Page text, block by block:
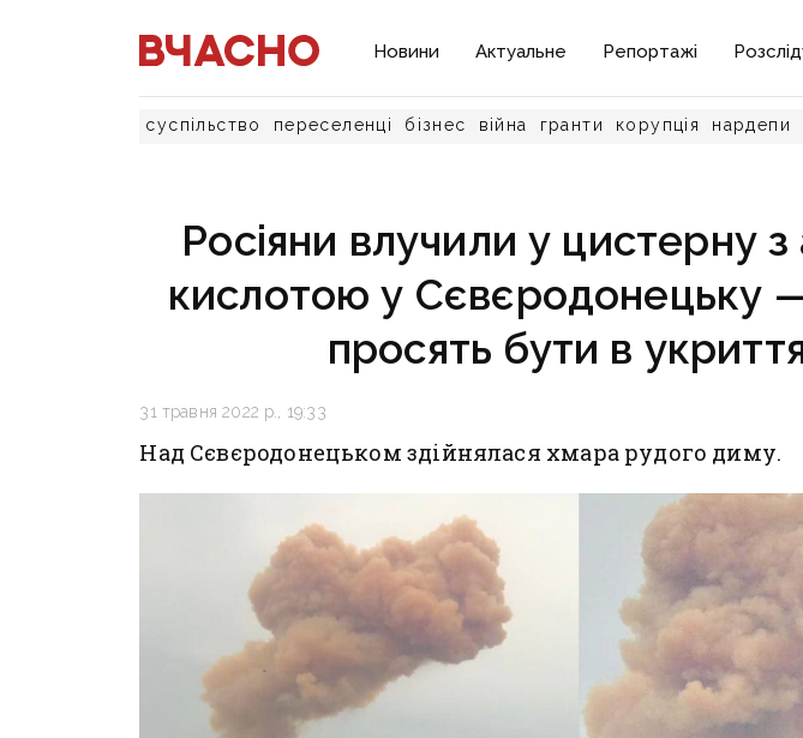
Новини Актуальне Репортажі
суспільство переселенці бізнес війна гранти корупція нардепи
Росіяни влучили у цистерну
кислотою у Сєвєродонецьку
просять бути в
31 травня 2022 р., 19:33
Над Сєвєродонецьком здійнялася хмара рудого диму.